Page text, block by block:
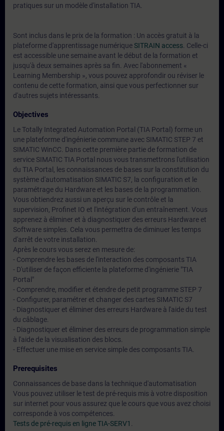
pratiques sur un modèle d'installation TIA.
Sont inclus dans le prix de la formation : Un accès gratuit à la
plateforme d'apprentissage numériqueSITRAIN access . Celle-ci
est accessible une semaine avant le début de la formation et
jusqu'à deux semaines après sa fin. Avec l'abonnement «
Learning Membership », vous pouvez approfondir ou réviser le
contenu de cette formation, ainsi que vous perfectionner sur
d'autres sujets intéressants.
Objectives
Le Totally Integrated Automation Portal (TIA Portal) forme un
une plateforme d'ingénierie commune avec SIMATIC STEP 7 et
SIMATIC WinCC. Dans cette première partie de formation de
service SIMATIC TIA Portal nous vous transmettrons l'utilisation
du TIA Portal, les connaissances de bases sur la constitution du
système d'automatisation SIMATIC S7, la configuration et le
paramétrage du Hardware et les bases de la programmation.
Vous obtiendrez aussi un aperçu sur le contrôle et la
supervision, Profinet IO et l'intégration d'un entraînement. Vous
apprenez à éliminer et à diagnostiquer des erreurs Hardware et
Software simples. Cela vous permettra de diminuer les temps
d'arrêt de votre installation.
Après le cours vous serez en mesure de:
- Comprendre les bases de l'interaction des composants TIA
- D'utiliser de façon efficiente la plateforme d'ingénierie "TIA
Portal"
- Comprendre, modifier et étendre de petit programme STEP 7
- Configurer, paramétrer et changer des cartes SIMATIC S7
- Diagnostiquer et éliminer des erreurs Hardware à l'aide du test
du câblage.
- Diagnostiquer et éliminer des erreurs de programmation simple
à l'aide de la visualisation des blocs.
- Effectuer une mise en service simple des composants TIA.
Prerequisites
Connaissances de base dans la technique d'automatisation
Vous pouvez utiliser le test de pré-requis mis à votre disposition
sur internet pour vous assurez que le cours que vous avez choisi
corresponde à vos compétences.
Tests de pré-requis en ligne TIA-SERV1